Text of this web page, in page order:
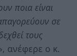
ποια είναι
σε
τους
ανέφερε ο κ.